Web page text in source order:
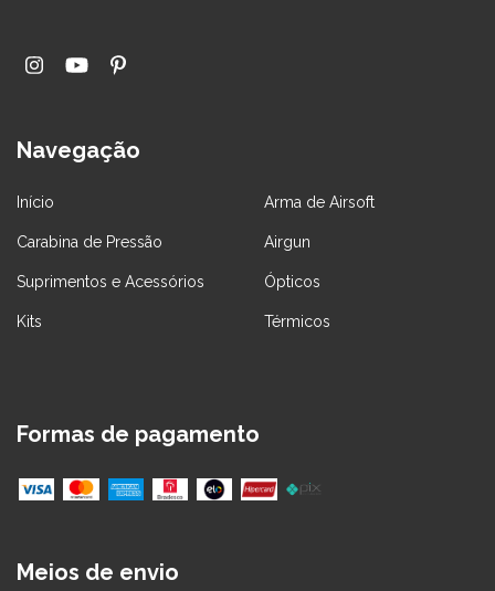
Navegação
Início Arma de Airsoft
Carabina de Pressão Airgun
Suprimentos e Acessórios Ópticos
Kits Térmicos
Formas de pagamento
Meios de envio